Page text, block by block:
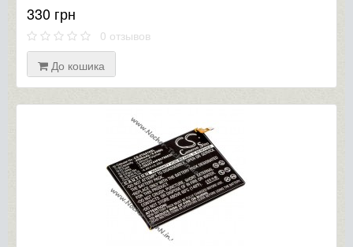
330 грн
0 отзывов
До кошика